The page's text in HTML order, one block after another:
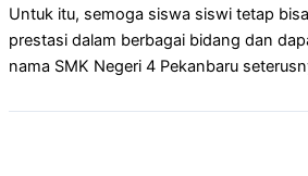
Untuk itu, semoga siswa siswi tetap
prestasi dalam berbagai bidang dan
nama SMK Negeri 4 Pekanbaru